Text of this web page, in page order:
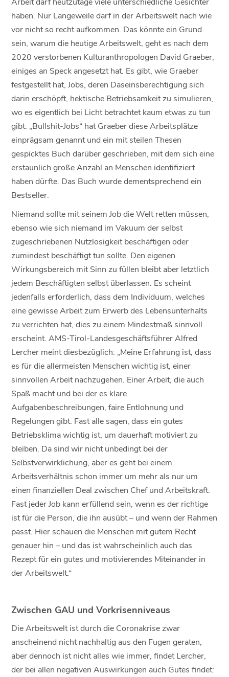
haben. Nur Langeweile darf in der Arbeitswelt nach wie
vor nicht so recht aufkommen. Das könnte ein Grund
sein, warum die heutige Arbeitswelt, geht es nach dem
2020 verstorbenen Kulturanthropologen David Graeber,
einiges an Speck angesetzt hat. Es gibt, wie Graeber
festgestellt hat, Jobs, deren Daseinsberechtigung sich
darin erschöpft, hektische Betriebsamkeit zu simulieren,
wo es eigentlich bei Licht betrachtet kaum etwas zu tun
gibt. „Bullshit-Jobs“ hat Graeber diese Arbeitsplätze
einprägsam genannt und ein mit steilen Thesen
gespicktes Buch darüber geschrieben, mit dem sich eine
erstaunlich große Anzahl an Menschen identifiziert
haben dürfte. Das Buch wurde dementsprechend ein
Bestseller.
Niemand sollte mit seinem Job die Welt retten müssen,
ebenso wie sich niemand im Vakuum der selbst
zugeschriebenen Nutzlosigkeit beschäftigen oder
zumindest beschäftigt tun sollte. Den eigenen
Wirkungsbereich mit Sinn zu füllen bleibt aber letztlich
jedem Beschäftigten selbst überlassen. Es scheint
jedenfalls erforderlich, dass dem Individuum, welches
eine gewisse Arbeit zum Erwerb des Lebensunterhalts
zu verrichten hat, dies zu einem Mindestmaß sinnvoll
erscheint. AMS-Tirol-Landesgeschäftsführer Alfred
Lercher meint diesbezüglich: „Meine Erfahrung ist, dass
es für die allermeisten Menschen wichtig ist, einer
sinnvollen Arbeit nachzugehen. Einer Arbeit, die auch
Spaß macht und bei der es klare
Aufgabenbeschreibungen, faire Entlohnung und
Regelungen gibt. Fast alle sagen, dass ein gutes
Betriebsklima wichtig ist, um dauerhaft motiviert zu
bleiben. Da sind wir nicht unbedingt bei der
Selbstverwirklichung, aber es geht bei einem
Arbeitsverhältnis schon immer um mehr als nur um
einen finanziellen Deal zwischen Chef und Arbeitskraft.
Fast jeder Job kann erfüllend sein, wenn es der richtige
ist für die Person, die ihn ausübt – und wenn der Rahmen
passt. Hier schauen die Menschen mit gutem Recht
genauer hin – und das ist wahrscheinlich auch das
Rezept für ein gutes und motivierendes Miteinander in
der Arbeitswelt.“
Zwischen GAU und Vorkrisenniveaus
Die Arbeitswelt ist durch die Coronakrise zwar
anscheinend nicht nachhaltig aus den Fugen geraten,
aber dennoch ist nicht alles wie immer, findet Lercher,
der bei allen negativen Auswirkungen auch Gutes findet: